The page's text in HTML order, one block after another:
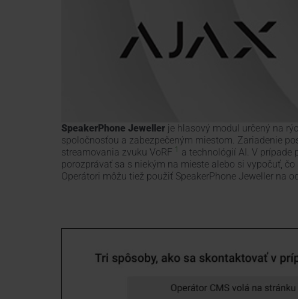
SpeakerPhone Jeweller je hlasový modul určený na
spoločnosťou a zabezpečeným miestom. Zariadenie
streamovania zvuku VoRF 1
a technológií AI. V prípade
porozprávať sa s niekým na mieste alebo si vypočuť,
Operátori môžu tiež použiť SpeakerPhone Jeweller na